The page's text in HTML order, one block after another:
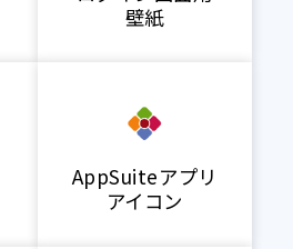
壁紙
AppSuiteアプリ
アイコン